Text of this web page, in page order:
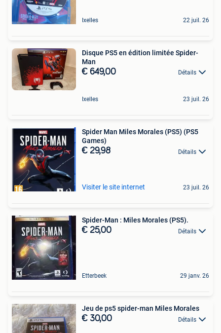
Ixelles 22 juil. 26
Disque PS5 en édition limitée Spider-
Man
€ 649,00 Détails
Ixelles 23 juil. 26
Spider Man Miles Morales (PS5) (PS5
Games)
€ 29,98 Détails
Visiter le site internet 23 juil. 26
Spider-Man : Miles Morales (PS5).
€ 25,00 Détails
Etterbeek 29 janv. 26
Jeu de ps5 spider-man Miles Morales
€ 30,00 Détails